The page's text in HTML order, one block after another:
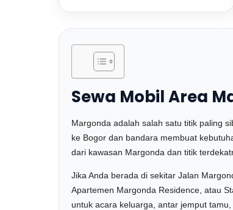
Sewa Mobil Area
Margonda adalah salah satu titik paling
ke Bogor dan bandara membuat
dari kawasan Margonda dan titik
Jika Anda berada di sekitar Jalan
Apartemen Margonda Residence, atau
untuk acara keluarga, antar jemput